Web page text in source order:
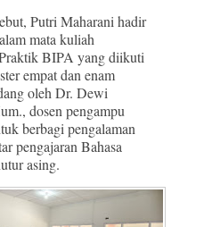
Putri Maharani hadir
mata kuliah
BIPA yang diikuti
empat dan enam
oleh Dr. Dewi
dosen pengampu
berbagi pengalaman
pengajaran Bahasa
asing.